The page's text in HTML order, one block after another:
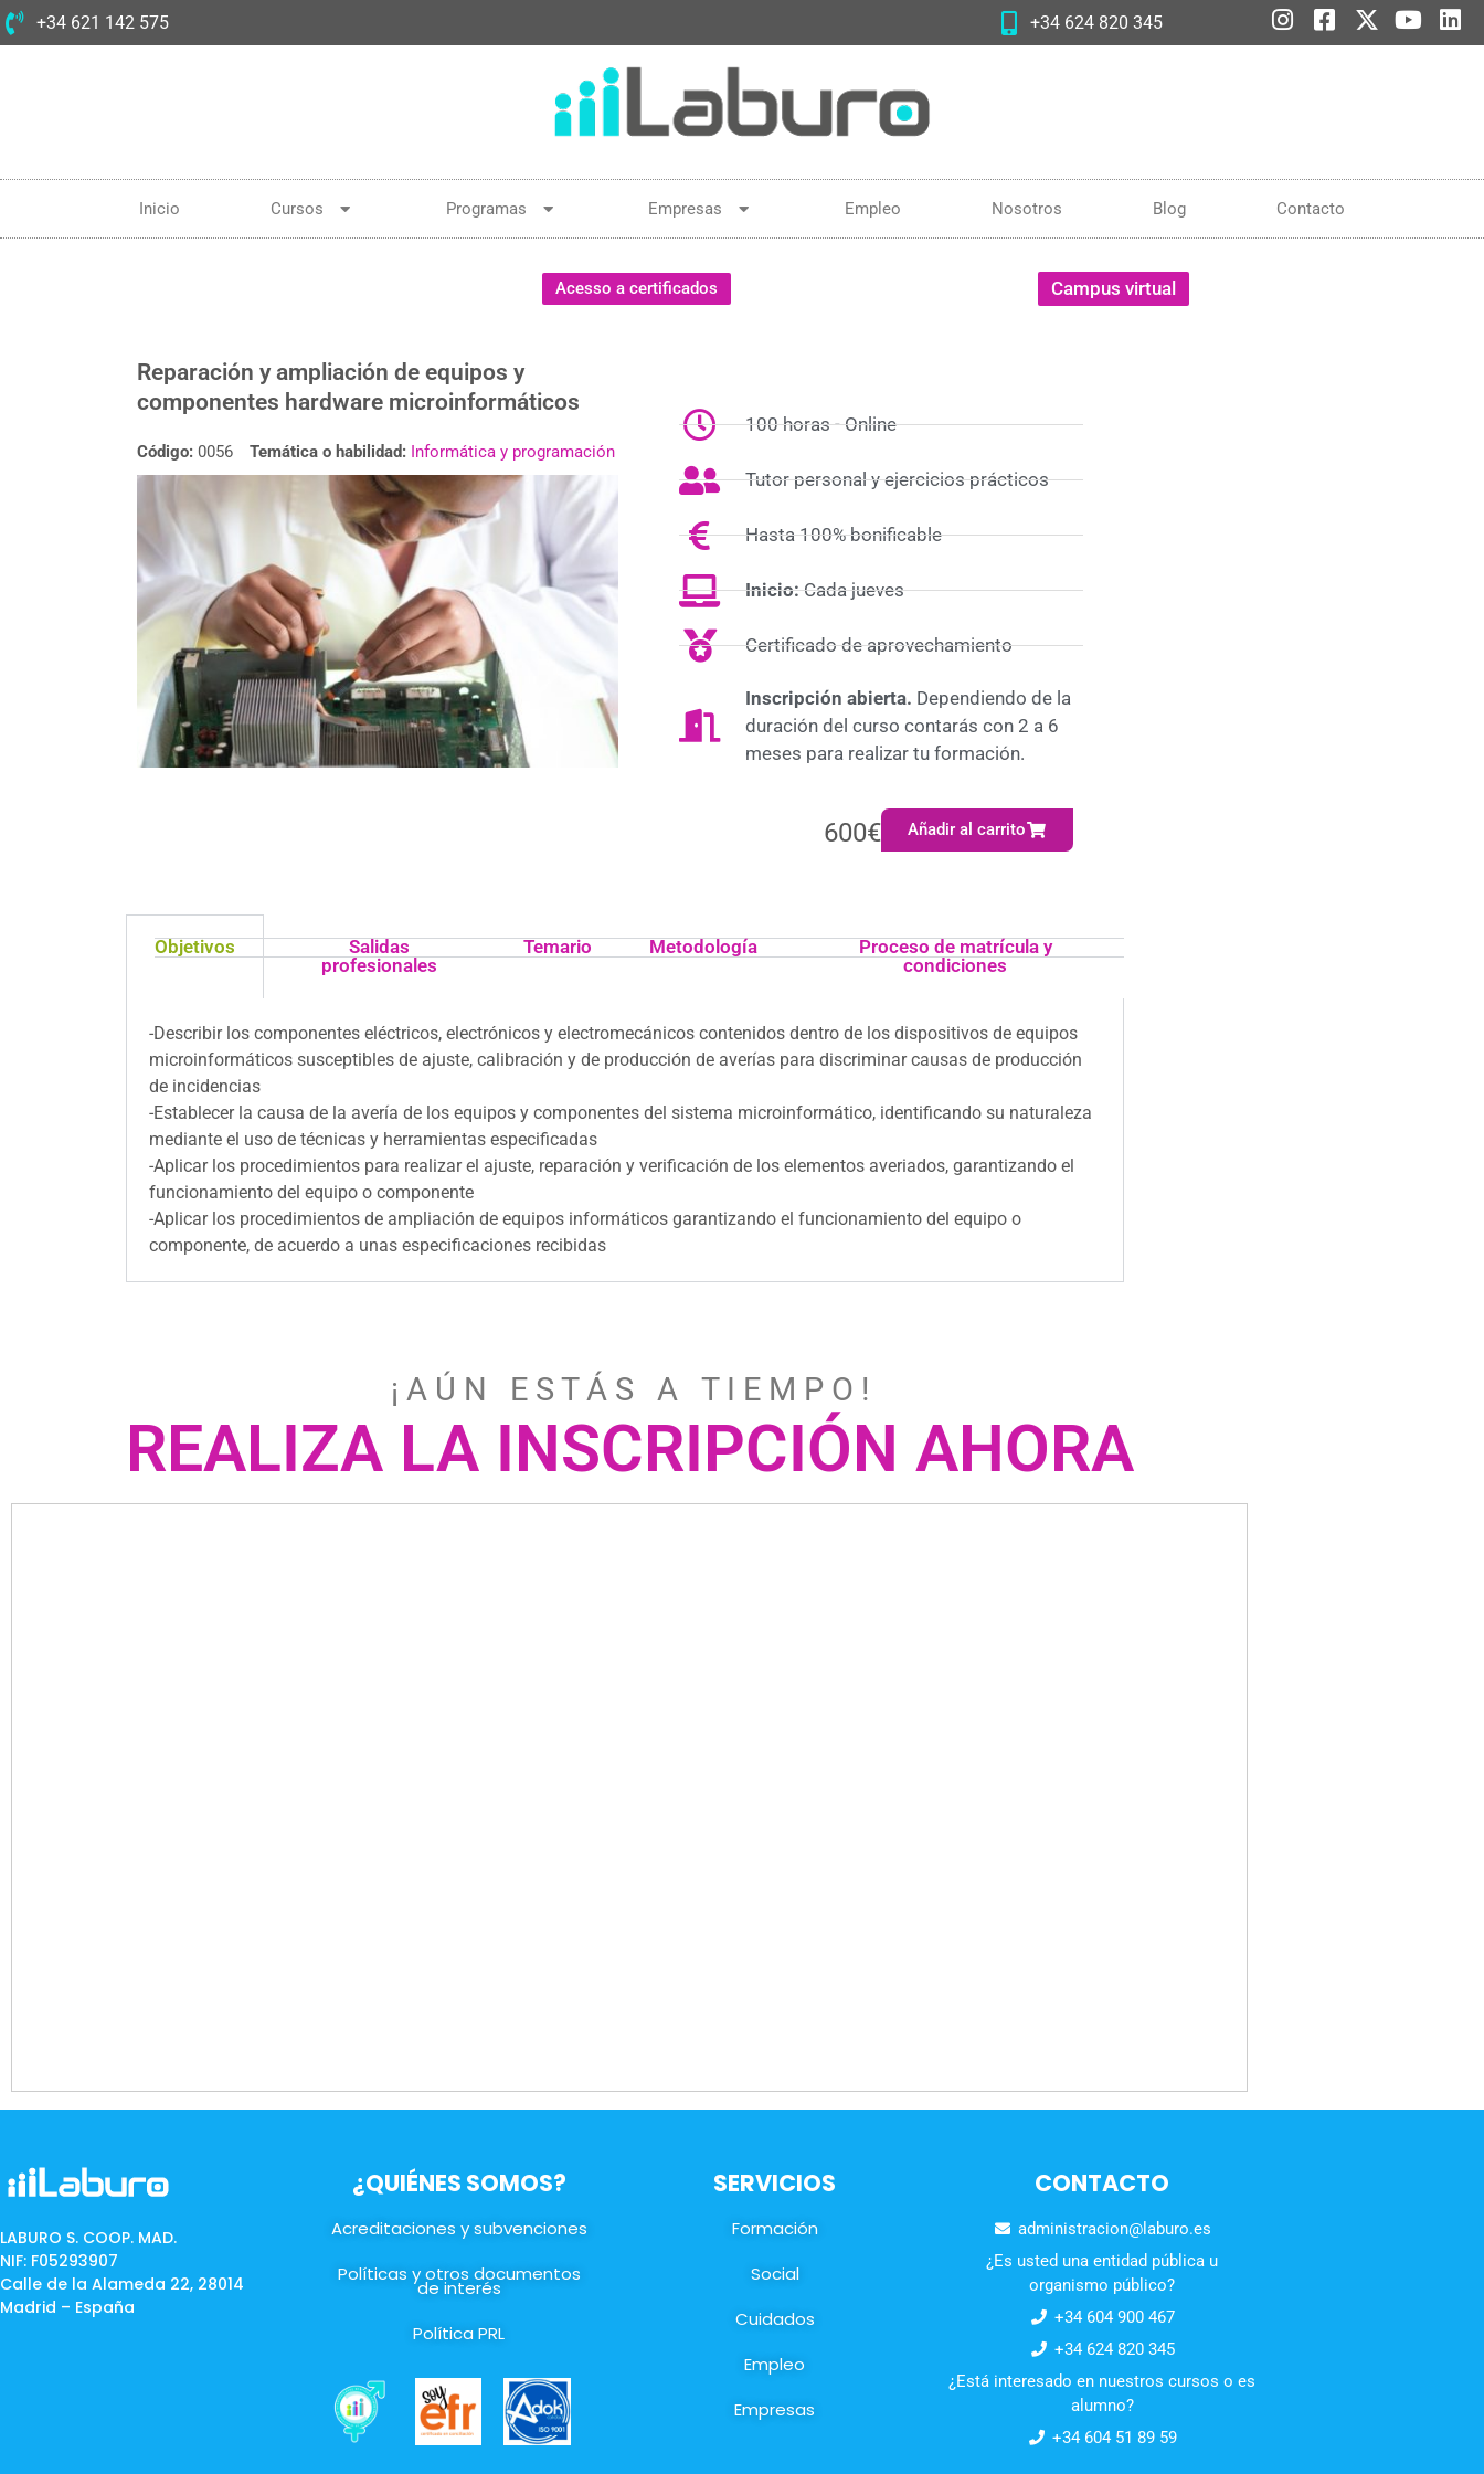
+34 621 142 575 +34 624 820 345
Inicio Cursos Programas Empresas Empleo Nosotros Blog Contacto
Acesso a certificados Campus virtual
Reparación y ampliación de equipos y
componentes hardware microinformáticos
Código: 0056 Temática o habilidad: Informática y programación
100 horas - Online
Tutor personal y ejercicios prácticos
Hasta 100% bonificable
Inicio:Cada jueves
Certificado de aprovechamiento
Inscripción abierta. Dependiendo de la
duración del curso contarás con 2 a 6
meses para realizar tu formación.
600€ Añadir al carrito
Objetivos
Salidas
profesionales
Temario Metodología
Proceso de matrícula y
condiciones
-Describir los componentes eléctricos, electrónicos y electromecánicos contenidos dentro de los dispositivos de equipos
microinformáticos susceptibles de ajuste, calibración y de producción de averías para discriminar causas de producción
de incidencias
-Establecer la causa de la avería de los equipos y componentes del sistema microinformático, identificando su naturaleza
mediante el uso de técnicas y herramientas especificadas
-Aplicar los procedimientos para realizar el ajuste, reparación y verificación de los elementos averiados, garantizando el
funcionamiento del equipo o componente
-Aplicar los procedimientos de ampliación de equipos informáticos garantizando el funcionamiento del equipo o
componente, de acuerdo a unas especificaciones recibidas
¡ A Ú N E S T Á S A T I E M P O !
REALIZA LA INSCRIPCIÓN AHORA
LABURO S. COOP. MAD.
NIF: F05293907
Calle de la Alameda 22, 28014
Madrid – España
¿QUIÉNES SOMOS?
Acreditaciones y subvenciones
Políticas y otros documentos
de interés
Política PRL
SERVICIOS
Formación
Social
Cuidados
Empleo
Empresas
CONTACTO
administracion@laburo.es
¿Es usted una entidad pública u
organismo público?
+34 604 900 467
+34 624 820 345
¿Está interesado en nuestros cursos o es
alumno?
+34 604 51 89 59